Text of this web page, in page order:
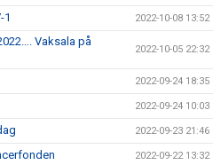
1 2022-10-08 13:52
Vaksala på
2022-10-05 22:32
2022-09-24 18:35
2022-09-24 10:03
2022-09-23 21:46
2022-09-22 13:32